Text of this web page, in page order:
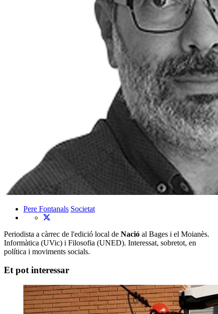
Pere Fontanals Societat
Periodista a càrrec de l'edició local de Nació al Bages i el Moianès.
Informàtica (UVic) i Filosofia (UNED). Interessat, sobretot, en
política i moviments socials.
Et pot interessar